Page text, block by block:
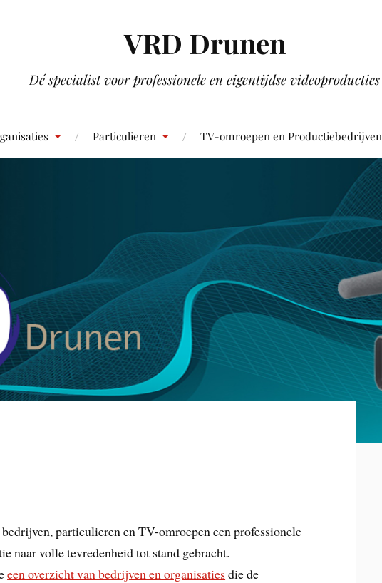
VRD Drunen
Dé specialist voor professionele en eigentijdse videoproducties
Particulieren TV-omroepen en Productiebedrijven
particulieren en TV-omroepen een professionele
naar volle tevredenheid tot stand gebracht.
een overzicht van bedrijven en organisaties die de